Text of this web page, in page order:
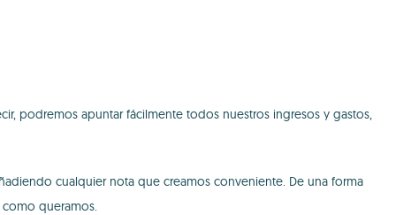
podremos apuntar fácilmente todos nuestros ingresos y gastos,
cualquier nota que creamos conveniente. De una forma
queramos.